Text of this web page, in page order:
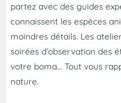
partez avec des guides
connaissent les espèces
moindres détails. Les
soirées d’observation des
votre boma… Tout vous
nature.